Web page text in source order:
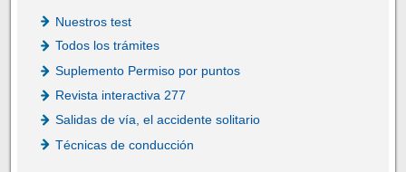
Nuestros test
Todos los trámites
Suplemento Permiso por puntos
Revista interactiva 277
Salidas de vía, el accidente solitario
Técnicas de conducción